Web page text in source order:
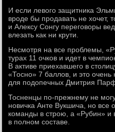
И если левого защитника
вроде бы продавать не хочет,
и Алексу Сонгу переговоры
влезать как ни крути.
Несмотря на все проблемы,
турах 11 очков и идет в
В активе приехавшего в
«Тосно» 7 баллов, и это очень
для подопечных Дмитрия
Тосненцы по-прежнему не
новичка Анте Вукшича, но все
команды в строю, а «Рубин» и
в полном составе.